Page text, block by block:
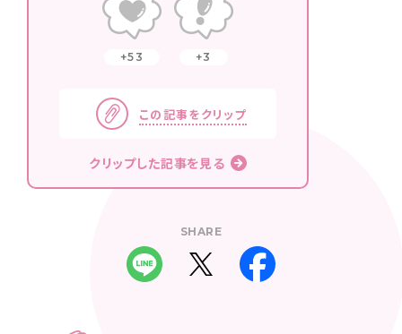
53 3
この記事をクリップ
クリップした記事を見る
SHARE